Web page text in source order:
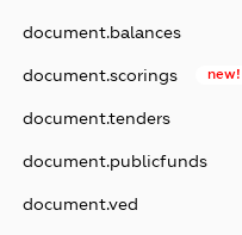
document.balances
document.scorings new!
document.tenders
document.publicfunds
document.ved